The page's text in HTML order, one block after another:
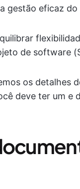
gestão eficaz
de software
os detalhes
deve ter um e